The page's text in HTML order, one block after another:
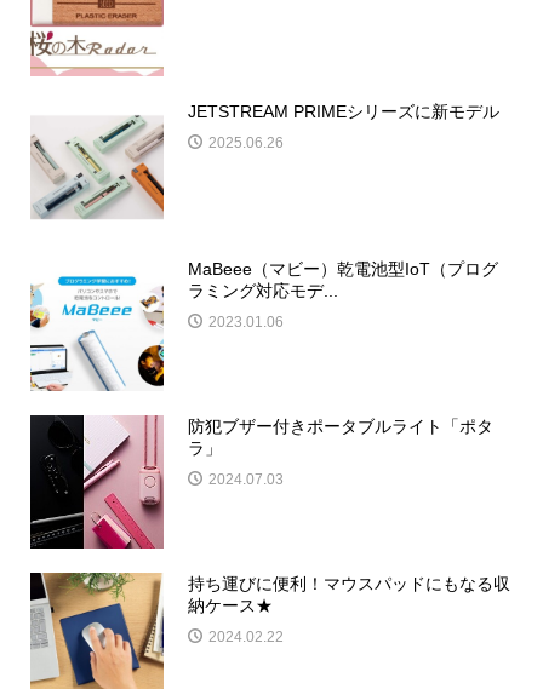
JETSTREAM PRIMEシリーズに新モデル
2025.06.26
MaBeee（マビー）乾電池型IoT（プログ
ラミング対応モデ...
2023.01.06
防犯ブザー付きポータブルライト「ポタ
ラ」
2024.07.03
持ち運びに便利！マウスパッドにもなる収
納ケース★
2024.02.22